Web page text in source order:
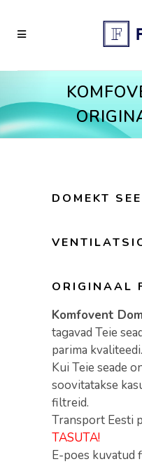
DOMEKT
ORIGINAAL
Komfovent
tagavad Teie
parima kvaliteedi.
Kui Teie seade
soovitatakse
filtreid.
Transport Eesti
TASUTA!
E-poes kuvatud